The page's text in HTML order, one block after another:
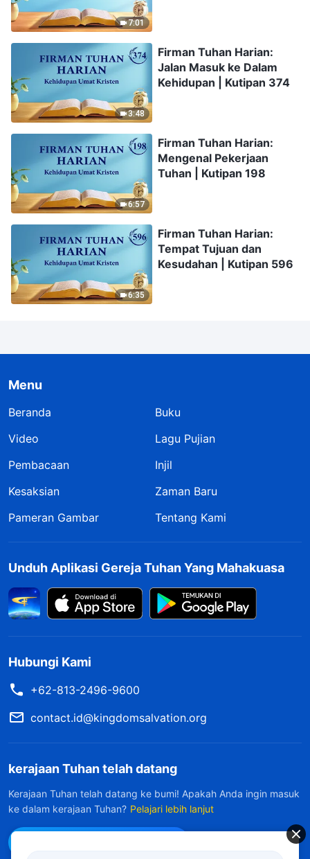
7:01
3:48
Firman Tuhan Harian:
Jalan Masuk ke Dalam
Kehidupan | Kutipan 374
6:57
Firman Tuhan Harian:
Mengenal Pekerjaan
Tuhan | Kutipan 198
6:35
Firman Tuhan Harian:
Tempat Tujuan dan
Kesudahan | Kutipan 596
Menu
Beranda
Buku
Video
Lagu Pujian
Pembacaan
Injil
Kesaksian
Zaman Baru
Pameran Gambar
Tentang Kami
Unduh Aplikasi Gereja Tuhan Yang Mahakuasa
Hubungi Kami
+62-813-2496-9600
contact.id@kingdomsalvation.org
kerajaan Tuhan telah datang
Kerajaan Tuhan telah datang ke bumi! Apakah Anda ingin masuk
ke dalam kerajaan Tuhan? Pelajari lebih lanjut